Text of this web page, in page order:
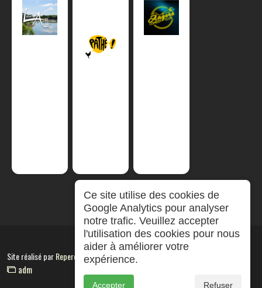
Site réalisé parRepereCom
adm
Ce site utilise des cookies de
Google Analytics pour analyser
notre trafic. Veuillez accepter
l'utilisation des cookies pour nous
aider à améliorer votre
expérience.
Accepter Refuser